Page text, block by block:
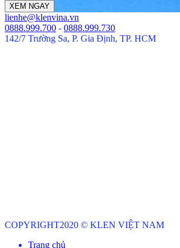
Ribbon
button
label:XEM
NGAY
XEM NGAY
lienhe@klenvina.vn
0888.999.700 - 0888.999.730
142/7 Trường Sa, P. Gia Định, TP. HCM
COPYRIGHT2020 © KLEN VIỆT NAM
Trang chủ